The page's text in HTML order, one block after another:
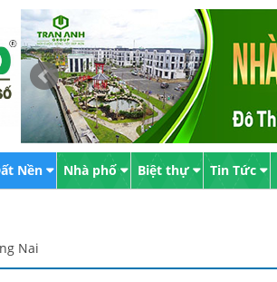
Nền Nhà phố Biệt thự Tin Tức
Nai